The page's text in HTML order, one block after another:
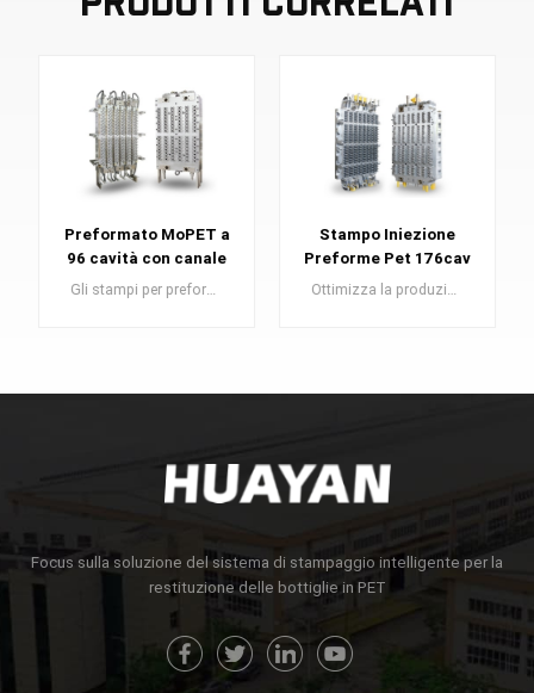
Preformato MoPET a
96 cavità con canale
caldo con valvolaGli stampi per preforme in PET sono un componente essenziale nella produzione di preforme in PET, che fungono da elementi costitutivi per bottiglie di plastica di alta qualità.
Stampo Iniezione
Preforme Pet 176cav
Ottimizza la produzione di bottiglie di plastica con i nostri stampi per preforme in PET di alto livello . Ottieni precisione e qualità senza sforzo per bottiglie di qualità superiore.
SAPERNE DI PIÙ
Focus sulla soluzione del sistema di stampaggio intelligente per la
restituzione delle bottiglie in PET